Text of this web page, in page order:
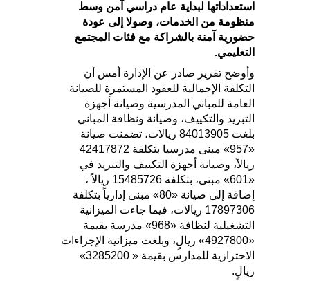
استعداداتها لبداية عام دراسي آمن وسط
منظومة من الخدمات، وصولا إلى عودة
حضورية آمنة بالشراكة مع فئات المجتمع
التعليمي.
وأوضح تقرير صادر عن الإدارة أمس أن
التكلفة الإجمالية للعقود المستمرة للصيانة
العامة للمباني المدرسية وصيانة أجهزة
التبريد والتكييف، وصيانة ونظافة المباني
بلغت 84013905 ريالات، تضمنت صيانة
«957» مبنى مدرسيا بتكلفة 42417872
ريالاً، وصيانة أجهزة التكييف والتبريد في
«601» مبنى، بتكلفة 15485726 ريالاً ،
إضافة إلى صيانة «80» مبنى إدارياً بتكلفة
17897306 ريالات، فيما جاءت الميزانية
التشغيلية لنظافة «968» مدرسة بقيمة
«4927800» ريالٍ، وبلغت ميزانية الإجراءات
الاحترازية للمدارس بقيمة « 3285200»
ريالٍ.